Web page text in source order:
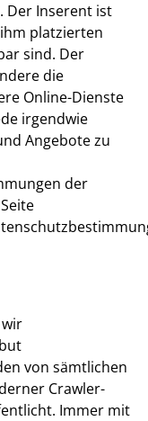
Der Inserent ist
platzierten
sind. Der
die
Online-Dienste
irgendwie
Angebote zu
der
von sämtlichen
Crawler-
Immer mit